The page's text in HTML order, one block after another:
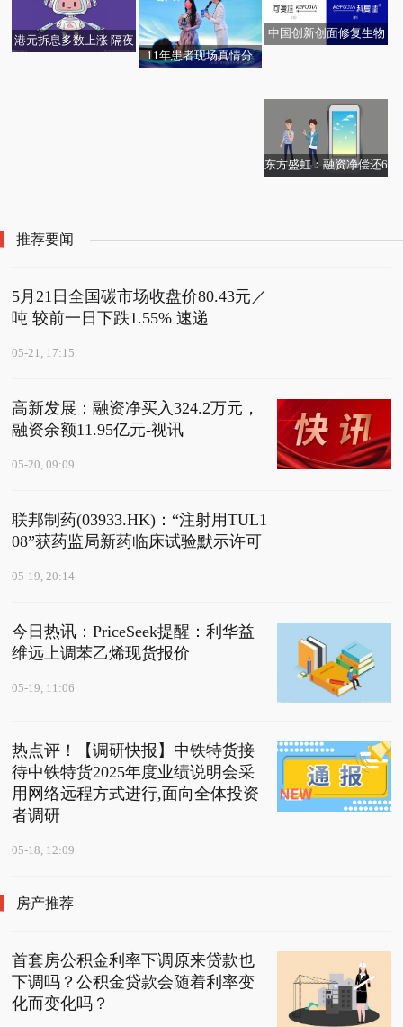
港元拆息多数上涨 隔夜
11年患者现场真情分
中国创新创面修复生物
为“科复佳”
Hypershell X 系列
日精选
东方盛虹：融资净偿还6
亿港元
推荐要闻
5月21日全国碳市场收盘价80.43元／
吨 较前一日下跌1.55% 速递
05-21, 17:15
高新发展：融资净买入324.2万元，
融资余额11.95亿元-视讯
05-20, 09:09
联邦制药(03933.HK)：“注射用TUL1
08”获药监局新药临床试验默示许可
05-19, 20:14
今日热讯：PriceSeek提醒：利华益
维远上调苯乙烯现货报价
05-19, 11:06
热点评！【调研快报】中铁特货接
待中铁特货2025年度业绩说明会采
用网络远程方式进行,面向全体投资
者调研
05-18, 12:09
房产推荐
首套房公积金利率下调原来贷款也
下调吗？公积金贷款会随着利率变
化而变化吗？